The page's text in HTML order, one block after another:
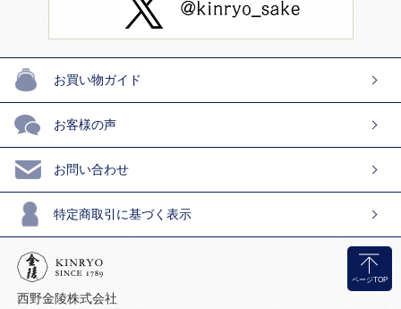
お買い物ガイド
お客様の声
お問い合わせ
特定商取引に基づく表示
ページTOP
西野金陵株式会社